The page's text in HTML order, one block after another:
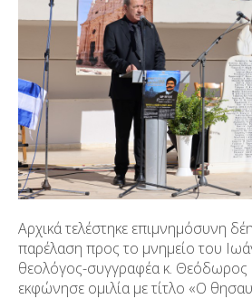
Αρχικά τελέστηκε επιμνημόσυνη
παρέλαση προς το μνημείο του
θεολόγος-συγγραφέα κ. Θεόδωρος
εκφώνησε ομιλία με τίτλο «Ο